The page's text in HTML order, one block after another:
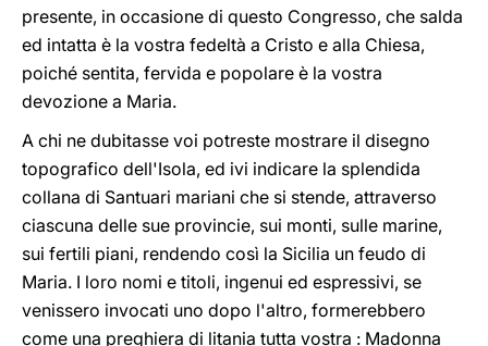
presente, in occasione di questo Congresso, che salda
ed intatta è la vostra fedeltà a Cristo e alla Chiesa,
poiché sentita, fervida e popolare è la vostra
devozione a Maria.
A chi ne dubitasse voi potreste mostrare il disegno
topografico dell'Isola, ed ivi indicare la splendida
collana di Santuari mariani che si stende, attraverso
ciascuna delle sue provincie, sui monti, sulle marine,
sui fertili piani, rendendo così la Sicilia un feudo di
Maria. I loro nomi e titoli, ingenui ed espressivi, se
venissero invocati uno dopo l'altro, formerebbero
come una preghiera di litania tutta vostra : Madonna